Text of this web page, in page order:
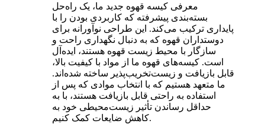
معرفی کیسه قهوه جدید ما، یک راه‌حل
بسته‌بندی پیشرفته که کاربردی بودن را با
پایداری ترکیب می‌کند. این طراحی نوآورانه برای
دوستداران قهوه که به دنبال نگهداری راحت و
سازگار با محیط زیست قهوه هستند، ایده‌آل
است. کیسه‌های قهوه ما از مواد با کیفیت بالا،
قابل بازیافت و زیست‌تخریب‌پذیر ساخته شده‌اند.
ما متعهد هستیم که با انتخاب موادی که پس از
استفاده به راحتی قابل بازیافت هستند، با به
حداقل رساندن تأثیر زیست‌محیطی خود به
کاهش ضایعات کمک کنیم.